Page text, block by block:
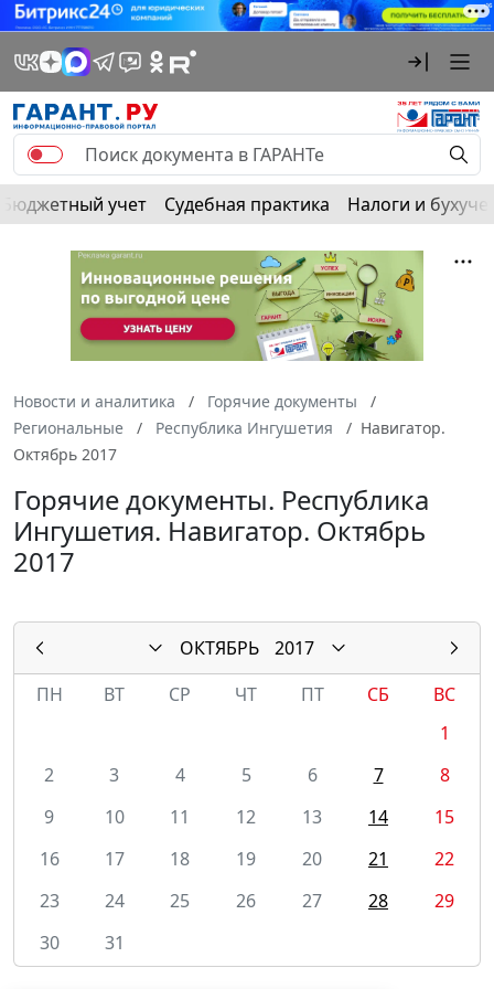
Бюджетный учет Судебная практика Налоги и
Новости и аналитика
Горячие документы
Региональные
Республика Ингушетия
Навигатор.
Октябрь 2017
Горячие документы. Республика
Ингушетия. Навигатор. Октябрь
2017
ОКТЯБРЬ
2017
ПН
ВТ СР ЧТ ПТ СБ
ВС
1
2
3 4 5 6 7
8
9
10 11 12 13 14
15
16
17 18 19 20 21
22
23
24 25 26 27 28
29
30
31